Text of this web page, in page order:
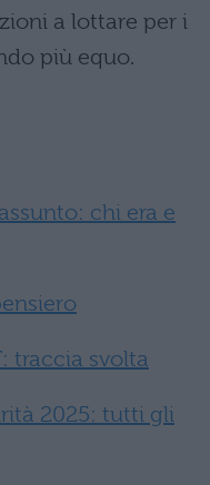
a lottare per i
più equo.
chi era e
traccia svolta
2025: tutti gli